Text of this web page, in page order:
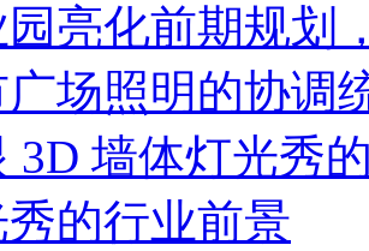
亮化前期规划
场照明的协调
3D 墙体灯光秀
的行业前景